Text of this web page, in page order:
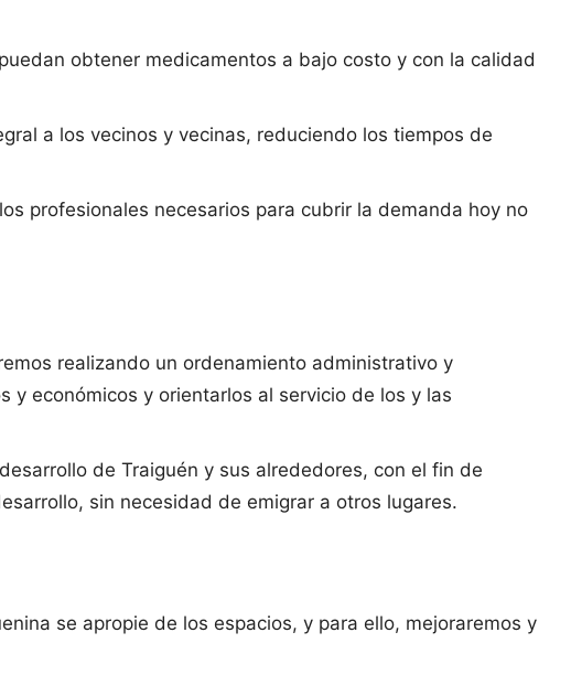
obtener medicamentos a bajo costo y con la calidad
a los vecinos y vecinas, reduciendo los tiempos de
profesionales necesarios para cubrir la demanda hoy no
realizando un ordenamiento administrativo y
y económicos y orientarlos al servicio de los y las
de Traiguén y sus alrededores, con el fin de
sin necesidad de emigrar a otros lugares.
se apropie de los espacios, y para ello, mejoraremos y